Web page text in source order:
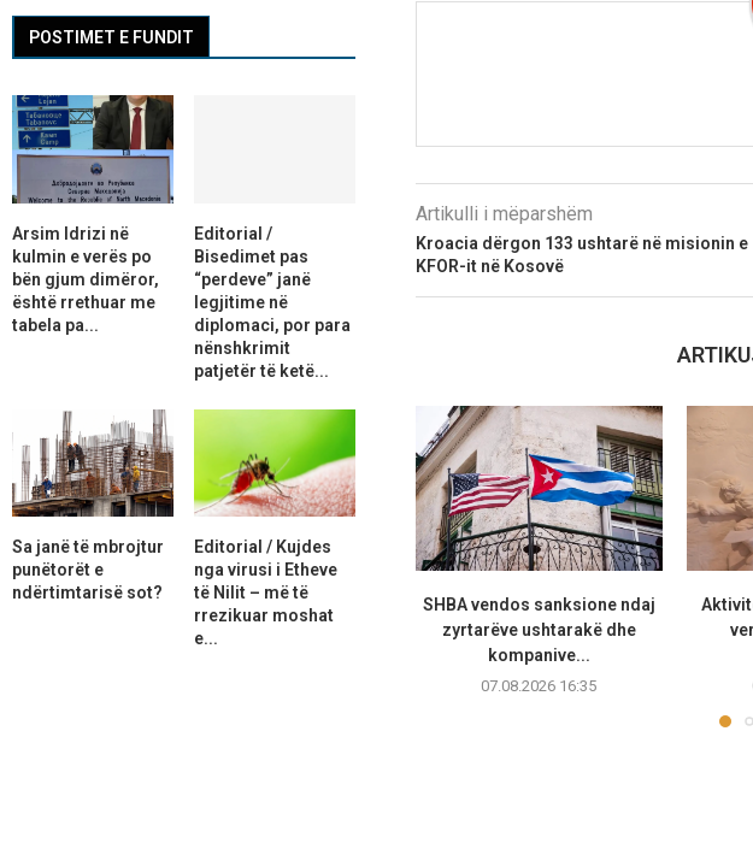
Artikulli i mëparshëm
Kroacia dërgon 133 ushtarë në misionin e
KFOR-it në Kosovë
SHBA vendos sanksione ndaj
zyrtarëve ushtarakë dhe
kompanive...
07.08.2026 16:35
POSTIMET E FUNDIT
Arsim Idrizi në
kulmin e verës po
bën gjum dimëror,
është rrethuar me
tabela pa...
Editorial /
Bisedimet pas
“perdeve” janë
legjitime në
diplomaci, por para
nënshkrimit
patjetër të ketë...
Sa janë të mbrojtur
punëtorët e
ndërtimtarisë sot?
Editorial / Kujdes
nga virusi i Etheve
të Nilit – më të
rrezikuar moshat
e...